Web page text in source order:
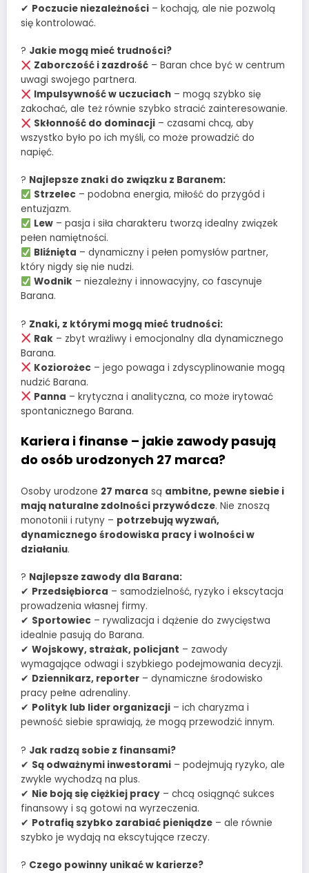
✔ Poczucie niezależności – kochają, ale nie pozwolą
się kontrolować.
? Jakie mogą mieć trudności?
Zaborczość i zazdrość – Baran chce być w centrum
uwagi swojego partnera.
Impulsywność w uczuciach – mogą szybko się
zakochać, ale też równie szybko stracić zainteresowanie.
Skłonność do dominacji – czasami chcą, aby
wszystko było po ich myśli, co może prowadzić do
napięć.
? Najlepsze znaki do związku z Baranem:
Strzelec – podobna energia, miłość do przygód i
entuzjazm.
Lew – pasja i siła charakteru tworzą idealny związek
pełen namiętności.
Bliźnięta – dynamiczny i pełen pomysłów partner,
który nigdy się nie nudzi.
Wodnik – niezależny i innowacyjny, co fascynuje
Barana.
? Znaki, z którymi mogą mieć trudności:
Rak – zbyt wrażliwy i emocjonalny dla dynamicznego
Barana.
Koziorożec – jego powaga i zdyscyplinowanie mogą
nudzić Barana.
Panna – krytyczna i analityczna, co może irytować
spontanicznego Barana.
Kariera i finanse – jakie zawody pasują
do osób urodzonych 27 marca?
Osoby urodzone 27 marca są ambitne, pewne siebie i
mają naturalne zdolności przywódcze. Nie znoszą
monotonii i rutyny – potrzebują wyzwań,
dynamicznego środowiska pracy i wolności w
działaniu.
? Najlepsze zawody dla Barana:
✔ Przedsiębiorca – samodzielność, ryzyko i ekscytacja
prowadzenia własnej firmy.
✔ Sportowiec – rywalizacja i dążenie do zwycięstwa
idealnie pasują do Barana.
✔ Wojskowy, strażak, policjant – zawody
wymagające odwagi i szybkiego podejmowania decyzji.
✔ Dziennikarz, reporter – dynamiczne środowisko
pracy pełne adrenaliny.
✔ Polityk lub lider organizacji – ich charyzma i
pewność siebie sprawiają, że mogą przewodzić innym.
? Jak radzą sobie z finansami?
✔ Są odważnymi inwestorami – podejmują ryzyko, ale
zwykle wychodzą na plus.
✔ Nie boją się ciężkiej pracy – chcą osiągnąć sukces
finansowy i są gotowi na wyrzeczenia.
✔ Potrafią szybko zarabiać pieniądze – ale równie
szybko je wydają na ekscytujące rzeczy.
? Czego powinny unikać w karierze?